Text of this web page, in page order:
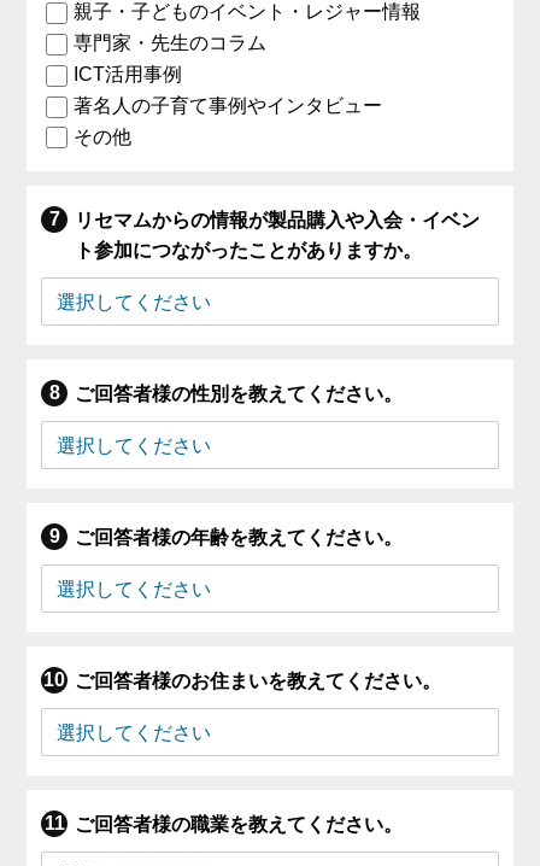
親子・子どものイベント・レジャー情報
専門家・先生のコラム
ICT活用事例
著名人の子育て事例やインタビュー
その他
リセマムからの情報が製品購入や入会・イベン
ト参加につながったことがありますか。
ご回答者様の性別を教えてください。
ご回答者様の年齢を教えてください。
ご回答者様のお住まいを教えてください。
ご回答者様の職業を教えてください。